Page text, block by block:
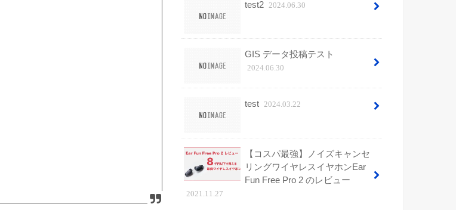
test2 2024.06.30
GIS データ投稿テスト
2024.06.30
test 2024.03.22
【コスパ最強】ノイズキャンセ
リングワイヤレスイヤホンEar
Fun Free Pro 2 のレビュー
2021.11.27